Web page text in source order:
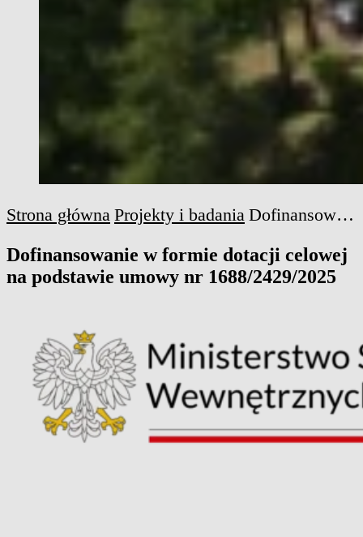
Strona główna Projekty i badania Dofinansowanie w formie dotacji celowej na podstawie umowy nr 1688/2429/2025
Dofinansowanie w formie dotacji celowej
na podstawie umowy nr 1688/2429/2025